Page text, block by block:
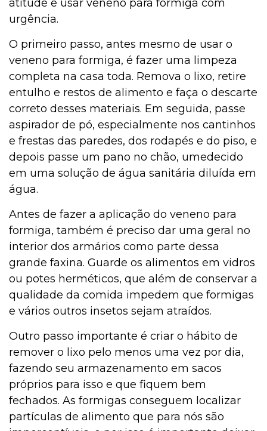
atitude e usar veneno para formiga com
urgência.
O primeiro passo, antes mesmo de usar o
veneno para formiga, é fazer uma limpeza
completa na casa toda. Remova o lixo, retire
entulho e restos de alimento e faça o descarte
correto desses materiais. Em seguida, passe
aspirador de pó, especialmente nos cantinhos
e frestas das paredes, dos rodapés e do piso, e
depois passe um pano no chão, umedecido
em uma solução de água sanitária diluída em
água.
Antes de fazer a aplicação do veneno para
formiga, também é preciso dar uma geral no
interior dos armários como parte dessa
grande faxina. Guarde os alimentos em vidros
ou potes herméticos, que além de conservar a
qualidade da comida impedem que formigas
e vários outros insetos sejam atraídos.
Outro passo importante é criar o hábito de
remover o lixo pelo menos uma vez por dia,
fazendo seu armazenamento em sacos
próprios para isso e que fiquem bem
fechados. As formigas conseguem localizar
partículas de alimento que para nós são